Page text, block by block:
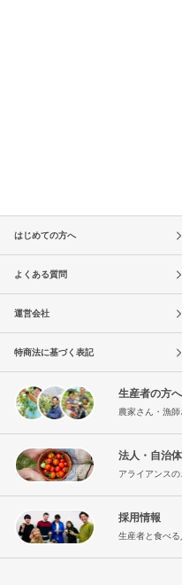
はじめての方へ
よくある質問
運営会社
特商法に基づく表記
生産者の方へ
農家さん・漁
法人・自治
アライアンス
採用情報
生産者と食べ